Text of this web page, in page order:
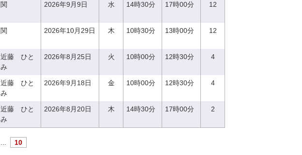
関 2026年9月9日 水 14時30分 17時00分 12
関 2026年10月29日 木 10時30分 13時00分 12
近藤 ひと
み
2026年8月25日 火 10時00分 12時30分 4
近藤 ひと
み
2026年9月18日 金 10時00分 12時30分 4
近藤 ひと
み
2026年8月20日 木 14時30分 17時00分 2
10